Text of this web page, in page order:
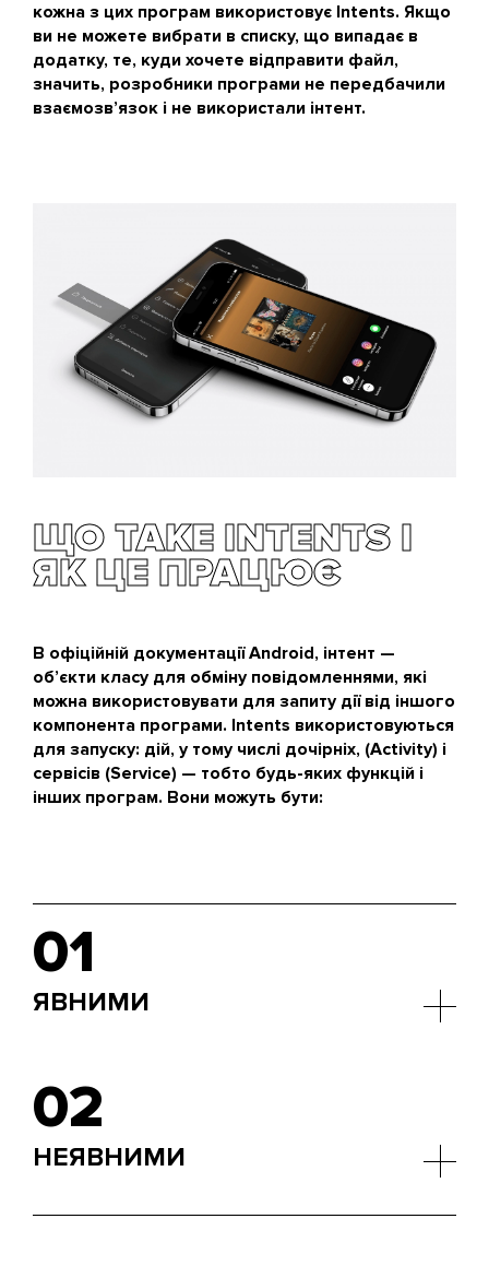
кожна з цих програм використовує Intents. Якщо
ви не можете вибрати в списку, що випадає в
додатку, те, куди хочете відправити файл,
значить, розробники програми не передбачили
взаємозв’язок і не використали інтент.
ЩО ТАКЕ INTENTS І
ЯК ЦЕ ПРАЦЮЄ
В офіційній документації Android, інтент —
об’єкти класу для обміну повідомленнями, які
можна використовувати для запиту дії від іншого
компонента програми. Intents використовуються
для запуску: дій, у тому числі дочірніх, (Activity) і
сервісів (Service) — тобто будь-яких функцій і
інших програм. Вони можуть бути:
01
ЯВНИМИ
02
НЕЯВНИМИ